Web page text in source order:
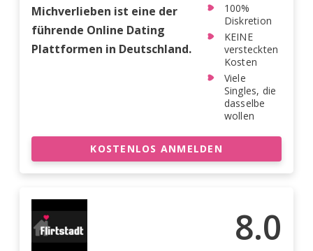
Michverlieben ist eine der
führende Online Dating
Plattformen in Deutschland.
100%
Diskretion
KEINE
versteckten
Kosten
Viele
Singles, die
dasselbe
wollen
KOSTENLOS ANMELDEN
8.0